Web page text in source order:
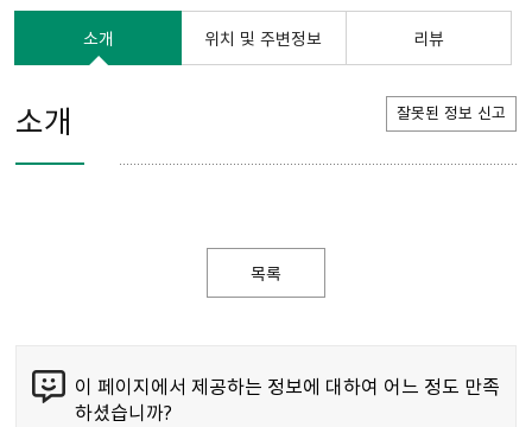
소개 위치 및 주변정보 리뷰
소개 잘못된 정보 신고
목록
이 페이지에서 제공하는 정보에 대하여 어느 정도 만족
하셨습니까?